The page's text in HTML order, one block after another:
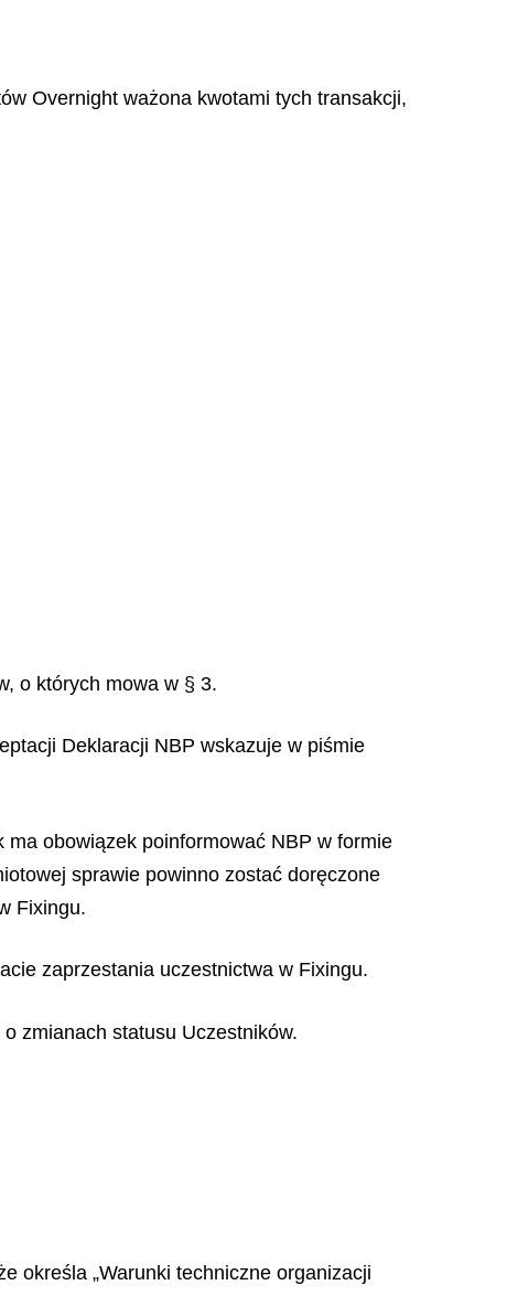
Overnight ważona kwotami tych transakcji,
o których mowa w § 3.
Deklaracji NBP wskazuje w piśmie
obowiązek poinformować NBP w formie
sprawie powinno zostać doręczone
Fixingu.
zaprzestania uczestnictwa w Fixingu.
zmianach statusu Uczestników.
określa „Warunki techniczne organizacji